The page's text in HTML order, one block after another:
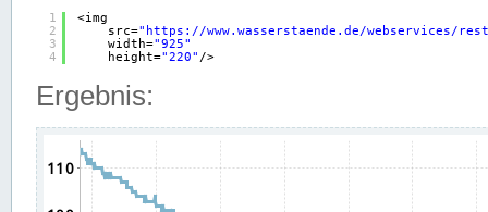
1
2
3
4
<img
src=" https://www.wasserstaende.de/webservices/
width="925"
height="220" />
Ergebnis: